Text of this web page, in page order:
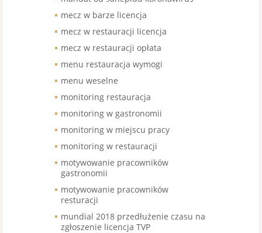
mecz w barze licencja
mecz w restauracji licencja
mecz w restauracji opłata
menu restauracja wymogi
menu weselne
monitoring restauracja
monitoring w gastronomii
monitoring w miejscu pracy
monitoring w restauracji
motywowanie pracowników
gastronomii
motywowanie pracowników
resturacji
mundial 2018 przedłużenie czasu na
zgłoszenie licencja TVP